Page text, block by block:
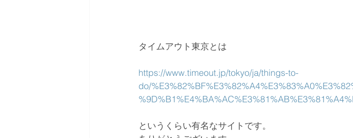
タイムアウト東京とは
https://www.timeout.jp/tokyo/ja/things-to-
do/
というくらい有名なサイトです。